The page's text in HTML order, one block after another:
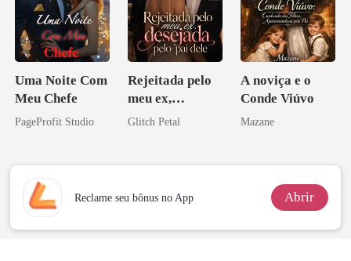
Uma Noite Com
Meu Chefe
PageProfit Studio
Rejeitada pelo
meu ex,
desejada pelo
Glitch Petal
A noviça e o
Conde Viúvo
Mazane
Reclame seu bônus no App Abrir